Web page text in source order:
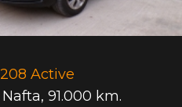
Active
Nafta, 91.000 km.